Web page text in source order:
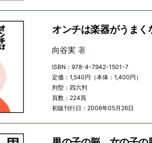
オンチは楽器がうまく
向谷実 著
ISBN：978-4-7942-1501-7
定価：1,540円（本体：1,400円）
判型：四六判
頁数：224頁
初版刊行日：2006年05月26日